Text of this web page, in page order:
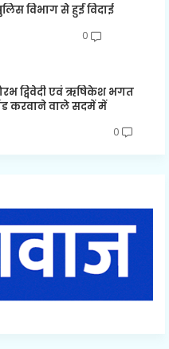
विभाग से हुई विदाई
0
द्विवेदी एवं ऋषिकेश भगत
करवाने वाले सदमें में
0